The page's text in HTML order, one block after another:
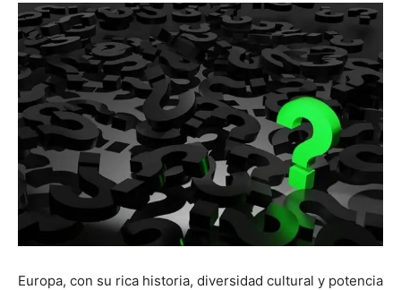
Europa, con su rica historia, diversidad cultural y potencia